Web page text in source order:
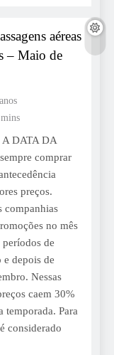
aéreas
– Maio de
DATA DA
comprar
preços.
companhias
no mês
períodos de
depois de
Nessas
caem 30%
temporada. Para
considerado